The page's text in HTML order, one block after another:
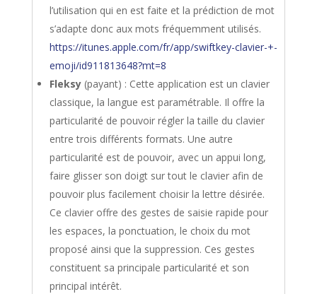
l’utilisation qui en est faite et la prédiction de mot
s’adapte donc aux mots fréquemment utilisés.
https://itunes.apple.com/fr/app/swiftkey-clavier-+-
emoji/id911813648?mt=8
Fleksy(payant) : Cette application est un clavier
classique, la langue est paramétrable. Il offre la
particularité de pouvoir régler la taille du clavier
entre trois différents formats. Une autre
particularité est de pouvoir, avec un appui long,
faire glisser son doigt sur tout le clavier afin de
pouvoir plus facilement choisir la lettre désirée.
Ce clavier offre des gestes de saisie rapide pour
les espaces, la ponctuation, le choix du mot
proposé ainsi que la suppression. Ces gestes
constituent sa principale particularité et son
principal intérêt.